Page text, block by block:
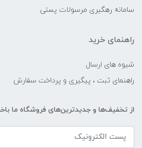
سامانه رهگیری مرسولات پستی
راهنمای خرید
شیوه های ارسال
راهنمای ثبت ، پیگیری و پرداخت سفارش
از تخفیف‌ها و جدیدترین‌های فروشگاه ما